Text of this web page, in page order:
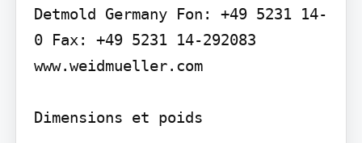
Detmold Germany Fon: +49 5231 14-
0 Fax: +49 5231 14-292083
www.weidmueller.com
Dimensions et poids